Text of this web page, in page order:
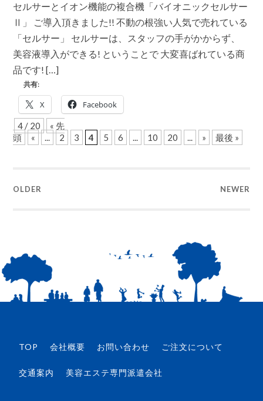
現
で
き
ま
は
ニ
ッ
ク
セ
ル
サ
動
の
強
い
セルサーとイオン機能の複合機「バイオニックセルサー
Ⅱ」 ご導入頂きました!! 不動の根強い人気で売れている
「セルサー」 セルサーは、スタッフの手がかからず、
美容液導入ができる! ということで 大変喜ばれている商
品です! […]
共有:
X
Facebook
4 / 20
« 先
頭
« ... 2 3 4 5 6 ... 10 20 ... » 最後 »
OLDER NEWER
TOP 会社概要 お問い合わせ ご注文について
交通案内 美容エステ専門派遣会社